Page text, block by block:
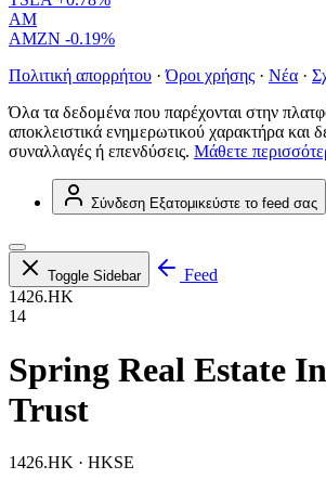
AM
AMZN -0.19%
Πολιτική απορρήτου · Όροι χρήσης · Νέα ·
Όλα τα δεδομένα που παρέχονται στην
αποκλειστικά ενημερωτικού χαρακτήρα και
συναλλαγές ή επενδύσεις. Μάθετε
Σύνδεση Εξατομικεύστε το feed σας
Toggle Sidebar
Feed
1426.HK
14
Spring Real Estate
Trust
1426.HK · HKSE